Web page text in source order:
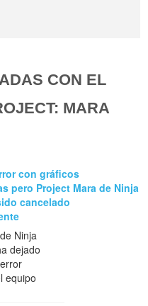
CON EL
MARA
con gráficos
pero Project Mara de Ninja
cancelado
Ninja
dejado
equipo